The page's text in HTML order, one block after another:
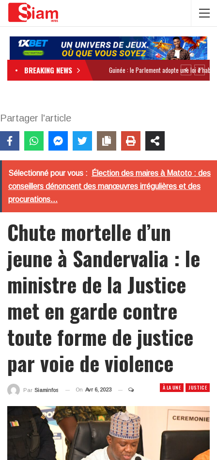
BREAKING NEWS
Partager l'article
Sélectionné pour vous :
Élection des maires à Matoto : des
conseillers dénoncent des manœuvres irrégulières et des
procurations…
Chute mortelle d’un
jeune à Sandervalia : le
ministre de la Justice
met en garde contre
toute forme de justice
par voie de violence
À LA UNE JUSTICE
Par Siaminfos On Avr 6, 2023